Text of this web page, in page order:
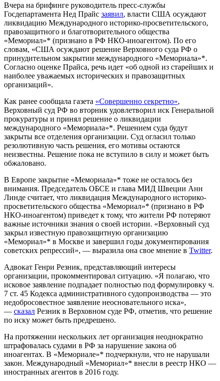
Вчера на брифинге руководитель пресс-службы
Госдепартамента Нед Прайс заявил, власти США осуждают
ликвидацию Международного историко-просветительского,
правозащитного и благотворительного общества
«Мемориал»* (признано в РФ НКО-иноагентом). По его
словам, «США осуждают решение Верховного суда РФ о
принудительном закрытии международного «Мемориала»*.
Согласно оценке Прайса, речь идет «об одной из старейших и
наиболее уважаемых исторических и правозащитных
организаций».
Как ранее сообщала газета «Совершенно секретно»,
Верховный суд РФ во вторник удовлетворил иск Генеральной
прокуратуры и принял решение о ликвидации
международного «Мемориала»*. Решением суда будут
закрыты все отделения организации. Суд огласил только
резолютивную часть решения, его мотивы остаются
неизвестны. Решение пока не вступило в силу и может быть
обжаловано.
В Европе закрытие «Мемориала»* тоже не осталось без
внимания. Председатель ОБСЕ и глава МИД Швеции Анн
Линде считает, что ликвидация Международного историко-
просветительского общества «Мемориал»* (признано в РФ
НКО-иноагентом) приведет к тому, что жители РФ потеряют
важные источники знания о своей истории. «Верховный суд
закрыл известную правозащитную организацию
«Мемориал»* в Москве и завершил годы документирования
советских репрессий», — выразила она свое мнение в Twitter.
Адвокат Генри Резник, представляющий интересы
организации, прокомментировал ситуацию. «Я полагаю, что
исковое заявление подпадает полностью под формулировку ч.
7 ст. 45 Кодекса административного судопроизводства — это
недобросовестное заявление неосновательного иска»,
— сказал Резник в Верховном суде РФ, отметив, что решение
по иску может быть предрешено.
На протяжении нескольких лет организация неоднократно
штрафовалась судами в РФ за нарушение закона об
иноагентах. В «Мемориале»* подчеркнули, что не нарушали
закон. Международный «Мемориал»* внесли в реестр НКО —
иностранных агентов в 2016 году.